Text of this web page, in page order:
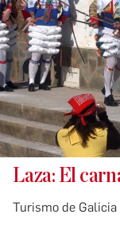
Laza: El
Turismo de Galicia